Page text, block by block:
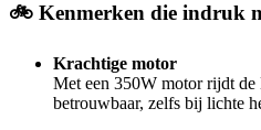
🚲 Kenmerken die indruk
Krachtige motor
Met een 350W motor rijdt de
betrouwbaar, zelfs bij lichte